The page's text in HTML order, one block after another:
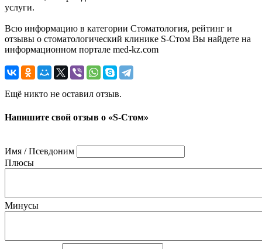
услуги.
Всю информацию в категории Стоматология, рейтинг и
отзывы о стоматологический клинике S-Стом Вы найдете на
информационном портале med-kz.com
Ещё никто не оставил отзыв.
Напишите свой отзыв о «S-Стом»
Имя / Псевдоним
Плюсы
Минусы